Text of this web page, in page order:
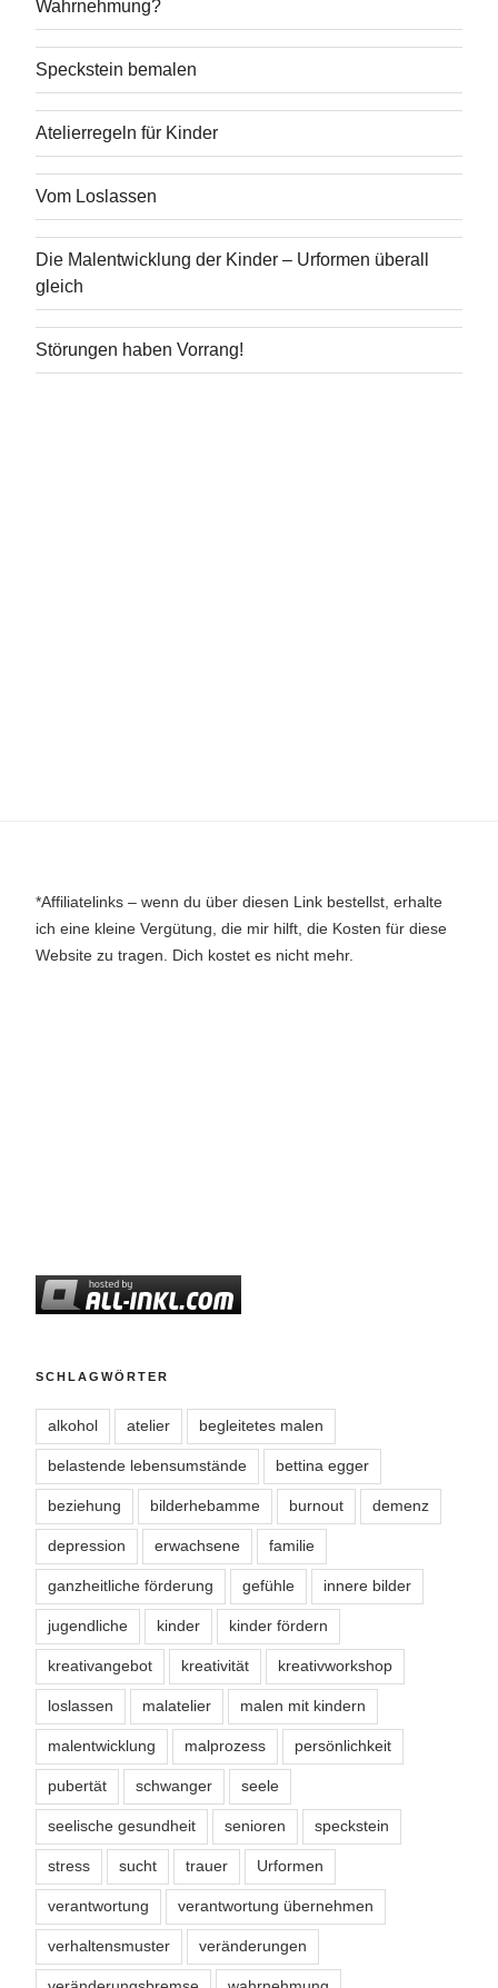
Wahrnehmung?
Speckstein bemalen
Atelierregeln für Kinder
Vom Loslassen
Die Malentwicklung der Kinder – Urformen überall
gleich
Störungen haben Vorrang!
*Affiliatelinks – wenn du über diesen Link bestellst, erhalte
ich eine kleine Vergütung, die mir hilft, die Kosten für diese
Website zu tragen. Dich kostet es nicht mehr.
SCHLAGWÖRTER
alkohol atelier begleitetes malen
belastende lebensumstände bettina egger
beziehung bilderhebamme burnout demenz
depression erwachsene familie
ganzheitliche förderung gefühle innere bilder
jugendliche kinder kinder fördern
kreativangebot kreativität kreativworkshop
loslassen malatelier malen mit kindern
malentwicklung malprozess persönlichkeit
pubertät schwanger seele
seelische gesundheit senioren speckstein
stress sucht trauer Urformen
verantwortung verantwortung übernehmen
verhaltensmuster veränderungen